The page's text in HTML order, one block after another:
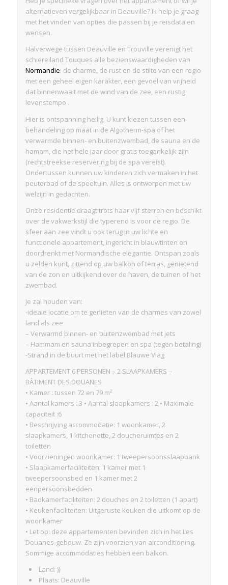
alternatieven vergelijkbaar in Deauville? Ik help je graag
met het vinden van opties die passen bij je reisdata en
wensen.
Halverwege tussen Deauville en Trouville verenigt het
schiereiland Touques alle bezienswaardigheden van
Normandie: de charme, de rust en de stilte van een regio
met een geheel eigen karakter, een gevoel van vrijheid
dat binnenwaait met de wind van de zee, een rustig
levenstempo .
Hier is ontspanning heilig. U kunt kiezen tussen een
behandeling op maat in de Algotherm-spa of het
verwarmde binnen- en buitenzwembad, de sauna en de
hamam, die het hele jaar door gratis toegankelijk zijn
(rechtstreekse reservering bij de spa vereist).
Ondertussen kunnen uw kinderen zich vermaken in het
peuterbad of de speeltuin. Alles is ontworpen met uw
welzijn in gedachten.
Onze residentie draagt trots haar vijf sterren en beschikt
over de vakwerkstijl die typerend is voor de regio. De
sfeer aan zee vindt u ook terug in uw lichte en
functionele appartement, ingericht in blauwtinten en
doordrenkt met Normandische elegantie. Ontspan zoals
u zelden kunt, zittend op uw balkon of terras, genietend
van de zon en uitkijkend over de haven, de tuinen of het
zwembad.
Je zal houden van:
-ideale locatie om te genieten van de charmes van zowel
land als zee
– Verwarmd binnen- en buitenzwembad met jets
– Hammam en sauna inbegrepen en spa (tegen betaling)
-Strand in de buurt met het label Blauwe Vlag
APPARTEMENT 6 PERSONEN – 2 SLAAPKAMERS –
BÂTIMENT DES DOUANES
• Kamer : tussen 72 en 79 m²
• Aantal kamers : 3 • Aantal slaapkamers : 2 • Maximale
capaciteit :6
• Beschrijving accommodatie: 1 woonkamer, 2
slaapkamers, 1 kitchenette, 2 doucheruimtes en 2
toiletten
• Voorzieningen woonkamer: 1 tweepersoonsslaapbank
• Slaapkamerfaciliteiten: 1 kamer met 1
tweepersoonsbed en 1 kamer met 2
eenpersoonsbedden
• Badkamerfaciliteiten: 2 douches en 2 toiletten (1 apart)
• Keukenfaciliteiten: Uitgeruste keuken die uitkomt op de
woonkamer
• Let op: deze appartementen bevinden zich in het Les
Douanes-gebouw. Ze zijn voorzien van airconditioning.
Sommige accommodaties hebben een balkon.
Land: )}
Plaats: Deauville